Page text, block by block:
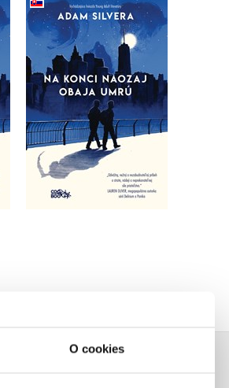
O cookies
Na konci naozaj obaja
umrú
Adam Silvera
Do košíka
14,02 €